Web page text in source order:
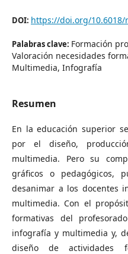
DOI: https://doi.org/10.6018/
Palabras clave: Formación
Valoración necesidades
Multimedia, Infografía
Resumen
En la educación superior
por el diseño,
multimedia. Pero su
gráficos o pedagógicos,
desanimar a los docentes
multimedia. Con el
formativas del
infografía y multimedia y,
diseño de actividades